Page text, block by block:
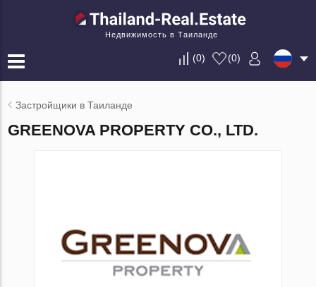
Недвижимость в Таиланде
(0) (0)
Застройщики в Таиланде
GREENOVA PROPERTY CO., LTD.